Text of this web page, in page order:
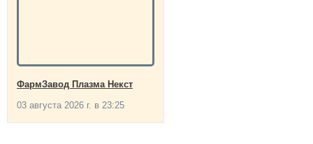
ФармЗавод Плазма Некст
03 августа 2026 г. в 23:25